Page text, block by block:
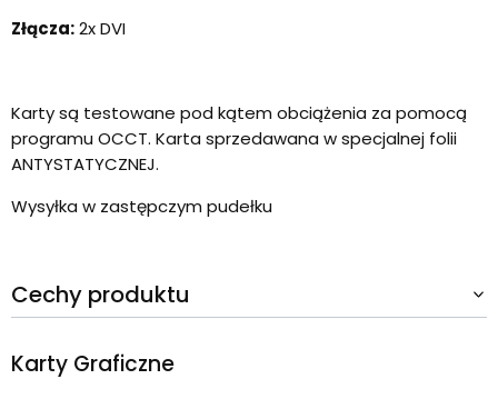
Złącza:2x DVI
Karty są testowane pod kątem obciążenia za pomocą
programu OCCT. Karta sprzedawana w specjalnej folii
ANTYSTATYCZNEJ.
Wysyłka w zastępczym pudełku
Cechy produktu
Karty Graficzne